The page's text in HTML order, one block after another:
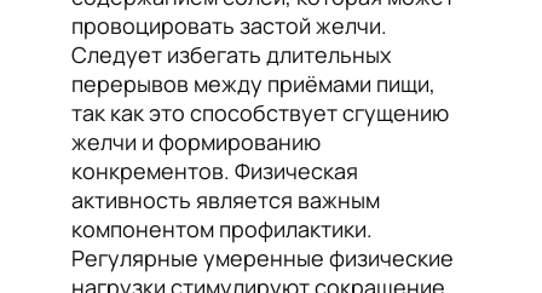
провоцировать застой желчи.
Следует избегать длительных
перерывов между приёмами пищи,
так как это способствует сгущению
желчи и формированию
конкрементов. Физическая
активность является важным
компонентом профилактики.
Регулярные умеренные физические
нагрузки стимулируют сокращение